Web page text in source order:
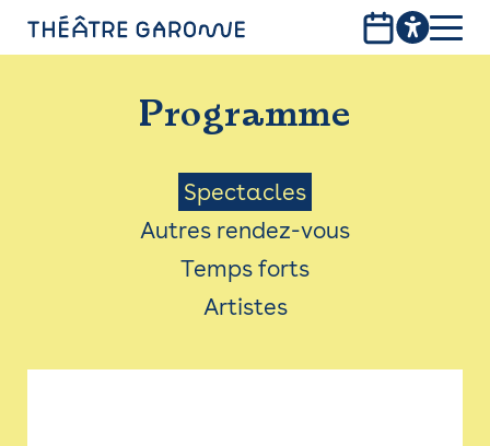
PROGRAMME
INFOS PRATIQUES
AVEC LES PUBLICS
ACCESSIBILITÉ
LES PRODUCTIONS
Programme
Menu
Saison
Spectacles
Autres rendez-vous
Temps forts
Artistes